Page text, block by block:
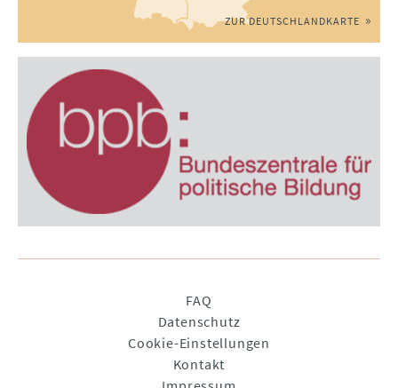
ZUR DEUTSCHLANDKARTE
FAQ
Datenschutz
Cookie-Einstellungen
Kontakt